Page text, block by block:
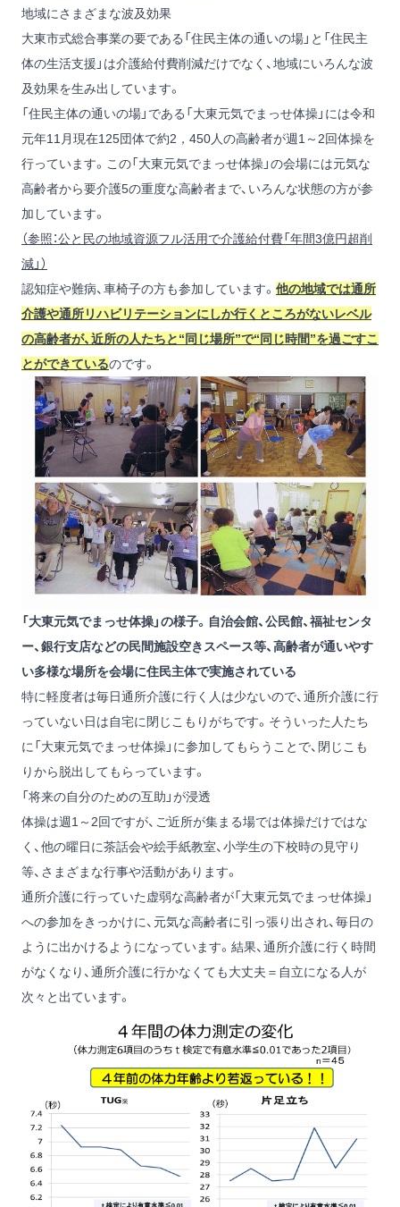
地域にさまざまな波及効果
大東市式総合事業の要である「住民主体の通いの場」と「住民主
体の生活支援」は介護給付費削減だけでなく、地域にいろんな波
及効果を生み出しています。
「住民主体の通いの場」である「大東元気でまっせ体操」には令和
元年11月現在125団体で約2，450人の高齢者が週1～2回体操を
行っています。この「大東元気でまっせ体操」の会場には元気な
高齢者から要介護5の重度な高齢者まで、いろんな状態の方が参
加しています。
（参照：公と民の地域資源フル活用で介護給付費「年間3億円超削
減」）
認知症や難病、車椅子の方も参加しています。 他の地域では通所
介護や通所リハビリテーションにしか行くところがないレベル
の高齢者が、近所の人たちと“同じ場所”で“同じ時間”を過ごすこ
とができているのです。
「大東元気でまっせ体操」の様子。自治会館、公民館、福祉センタ
ー、銀行支店などの民間施設空きスペース等、高齢者が通いやす
い多様な場所を会場に住民主体で実施されている
特に軽度者は毎日通所介護に行く人は少ないので、通所介護に行
っていない日は自宅に閉じこもりがちです。そういった人たち
に「大東元気でまっせ体操」に参加してもらうことで、閉じこも
りから脱出してもらっています。
「将来の自分のための互助」が浸透
体操は週1～2回ですが、ご近所が集まる場では体操だけではな
く、他の曜日に茶話会や絵手紙教室、小学生の下校時の見守り
等、さまざまな行事や活動があります。
通所介護に行っていた虚弱な高齢者が「大東元気でまっせ体操」
への参加をきっかけに、元気な高齢者に引っ張り出され、毎日の
ように出かけるようになっています。結果、通所介護に行く時間
がなくなり、通所介護に行かなくても大丈夫＝自立になる人が
次々と出ています。